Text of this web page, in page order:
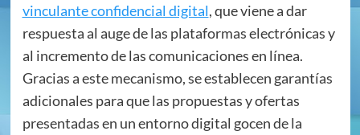
vinculante confidencial digital, que viene a dar
respuesta al auge de las plataformas electrónicas y
al incremento de las comunicaciones en línea.
Gracias a este mecanismo, se establecen garantías
adicionales para que las propuestas y ofertas
presentadas en un entorno digital gocen de la